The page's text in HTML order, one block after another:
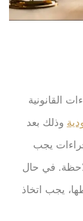
القانونية
وذلك بعد
يجب
في حال
يجب اتخاذ